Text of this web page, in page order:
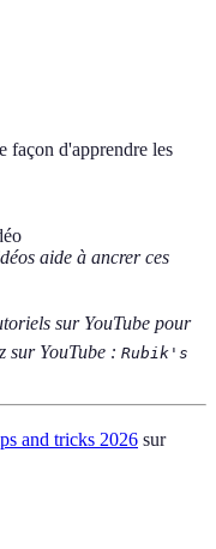
façon d'apprendre les
aide à ancrer ces
sur YouTube pour
sur YouTube : Rubik's
and tricks 2026 sur